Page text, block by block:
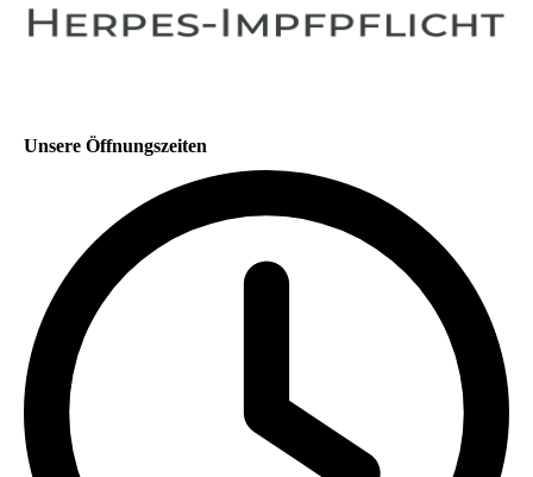
Unsere Öffnungszeiten